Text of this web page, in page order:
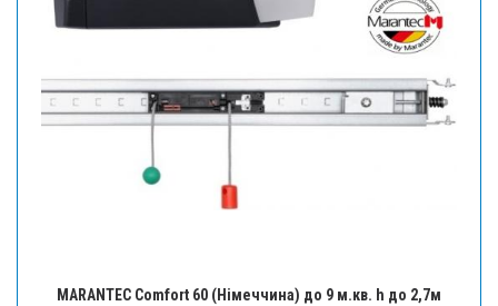
MARANTEC Comfort 60 (Німеччина) до 9 м.кв. h до 2,7м